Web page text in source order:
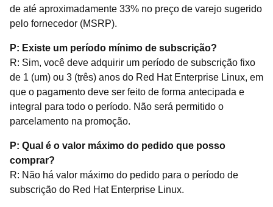
de até aproximadamente 33% no preço de varejo sugerido
pelo fornecedor (MSRP).
P: Existe um período mínimo de subscrição?
R: Sim, você deve adquirir um período de subscrição fixo
de 1 (um) ou 3 (três) anos do Red Hat Enterprise Linux, em
que o pagamento deve ser feito de forma antecipada e
integral para todo o período. Não será permitido o
parcelamento na promoção.
P: Qual é o valor máximo do pedido que posso
comprar?
R: Não há valor máximo do pedido para o período de
subscrição do Red Hat Enterprise Linux.